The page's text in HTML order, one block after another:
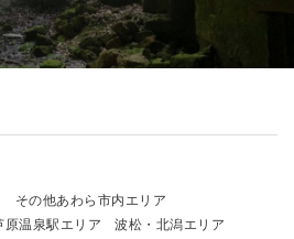
その他あわら市内エリア
原温泉駅エリア
波松・北潟エリア